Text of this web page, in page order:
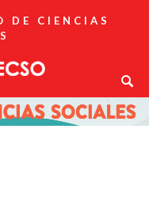
DE CIENCIAS